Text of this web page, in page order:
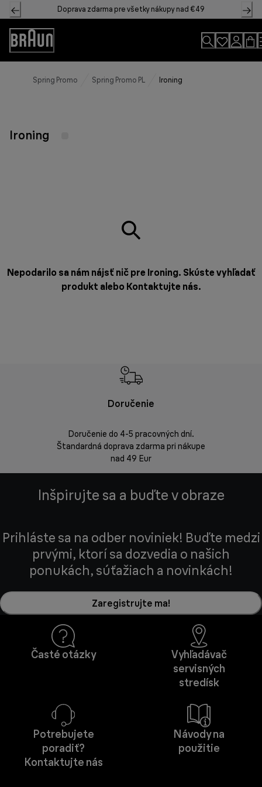
Skip
to
Content
Doprava zdarma pre všetky nákupy nad €49
Accessibility
Statement
Spring Promo Spring Promo PL Ironing
Ironing
Nepodarilo sa nám nájsť nič pre Ironing. Skúste vyhľadať
produkt alebo Kontaktujte nás.
Doručenie
Doručenie do 4-5 pracovných dní.
Štandardná doprava zdarma pri nákupe
nad 49 Eur
Inšpirujte sa a buďte v obraze
Prihláste sa na odber noviniek! Buďte medzi
prvými, ktorí sa dozvedia o našich
ponukách, súťažiach a novinkách!
Zaregistrujte ma!
Časté otázky
Vyhľadávač
servisných
stredísk
Potrebujete
poradiť?
Kontaktujte nás
Návody na
použitie